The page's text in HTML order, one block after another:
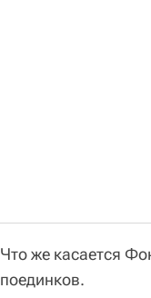
Что же касается
поединков.